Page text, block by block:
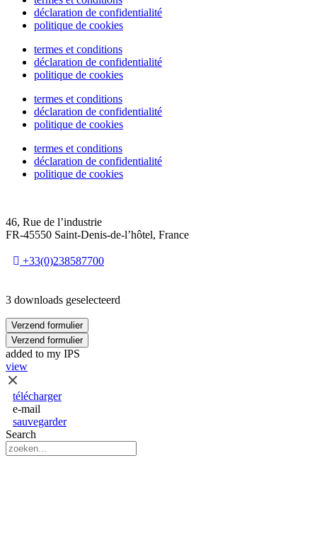
déclaration de confidentialité
politique de cookies
termes et conditions
déclaration de confidentialité
politique de cookies
termes et conditions
déclaration de confidentialité
politique de cookies
termes et conditions
déclaration de confidentialité
politique de cookies
46, Rue de l’industrie
FR-45550 Saint-Denis-de-l’hôtel, France
+33(0)238587700
3 downloads geselecteerd
Verzend formulier
Verzend formulier
added to my IPS
view
télécharger
e-mail
sauvegarder
Search